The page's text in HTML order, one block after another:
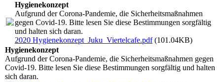
Hygienekonzept
Aufgrund der Corona-Pandemie, die Sicherheitsmaßnahmen
gegen Covid-19. Bitte lesen Sie diese Bestimmungen sorgfältig
und halten sich daran.
2020 Hygienekonzept_Juku_Viertelcafe.pdf(101.04KB)
Hygienekonzept
Aufgrund der Corona-Pandemie, die Sicherheitsmaßnahmen gegen
Covid-19. Bitte lesen Sie diese Bestimmungen sorgfältig und halten
sich daran.